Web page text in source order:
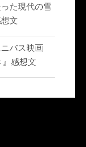
た現代の雪
文
バス映画
』感想文